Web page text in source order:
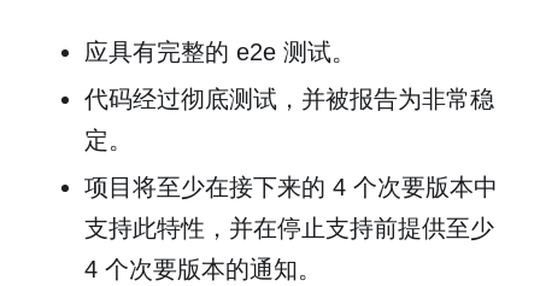
应具有完整的 e2e 测试。
代码经过彻底测试，并被报告为非常稳
定。
项目将至少在接下来的 4 个次要版本中
支持此特性，并在停止支持前提供至少
4 个次要版本的通知。